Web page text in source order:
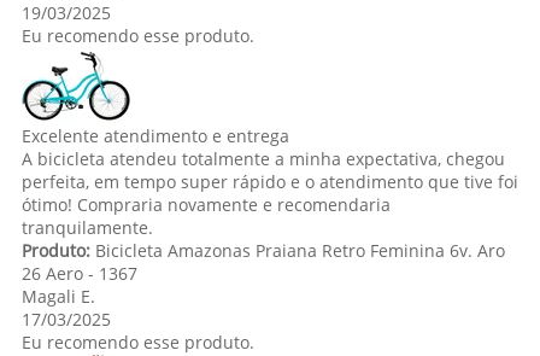
19/03/2025
Eu recomendo esse produto.
Excelente atendimento e entrega
A bicicleta atendeu totalmente a minha expectativa, chegou
perfeita, em tempo super rápido e o atendimento que tive foi
ótimo! Compraria novamente e recomendaria
tranquilamente.
Produto:Bicicleta Amazonas Praiana Retro Feminina 6v. Aro
26 Aero - 1367
Magali E.
17/03/2025
Eu recomendo esse produto.